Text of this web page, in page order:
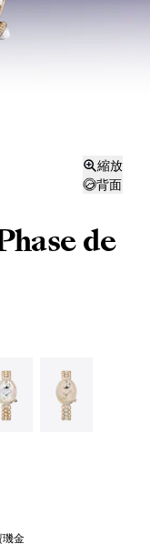
縮放
背面
de
璣金